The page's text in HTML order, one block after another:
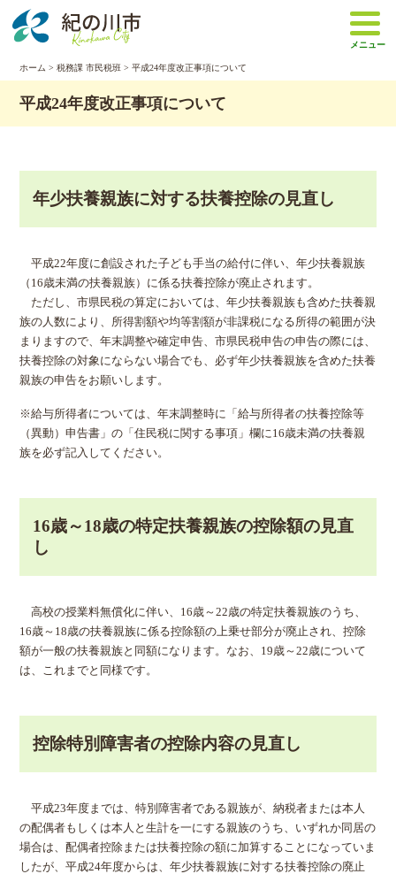
メニュー
ホーム >税務課 市民税班 > 平成24年度改正事項について
平成24年度改正事項について
年少扶養親族に対する扶養控除の見直し
平成22年度に創設された子ども手当の給付に伴い、年少扶養親族
（16歳未満の扶養親族）に係る扶養控除が廃止されます。
ただし、市県民税の算定においては、年少扶養親族も含めた扶養親
族の人数により、所得割額や均等割額が非課税になる所得の範囲が決
まりますので、年末調整や確定申告、市県民税申告の申告の際には、
扶養控除の対象にならない場合でも、必ず年少扶養親族を含めた扶養
親族の申告をお願いします。
※給与所得者については、年末調整時に「給与所得者の扶養控除等
（異動）申告書」の「住民税に関する事項」欄に16歳未満の扶養親
族を必ず記入してください。
16歳～18歳の特定扶養親族の控除額の見直
し
高校の授業料無償化に伴い、16歳～22歳の特定扶養親族のうち、
16歳～18歳の扶養親族に係る控除額の上乗せ部分が廃止され、控除
額が一般の扶養親族と同額になります。なお、19歳～22歳について
は、これまでと同様です。
控除特別障害者の控除内容の見直し
平成23年度までは、特別障害者である親族が、納税者または本人
の配偶者もしくは本人と生計を一にする親族のうち、いずれか同居の
場合は、配偶者控除または扶養控除の額に加算することになっていま
したが、平成24年度からは、年少扶養親族に対する扶養控除の廃止